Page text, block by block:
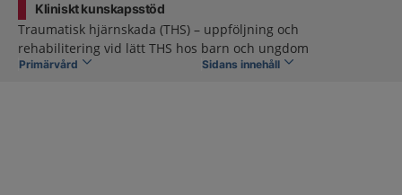
Kliniskt kunskapsstöd
Traumatisk hjärnskada (THS) – uppföljning och
rehabilitering vid lätt THS hos barn och ungdom
Primärvård Sidans innehåll